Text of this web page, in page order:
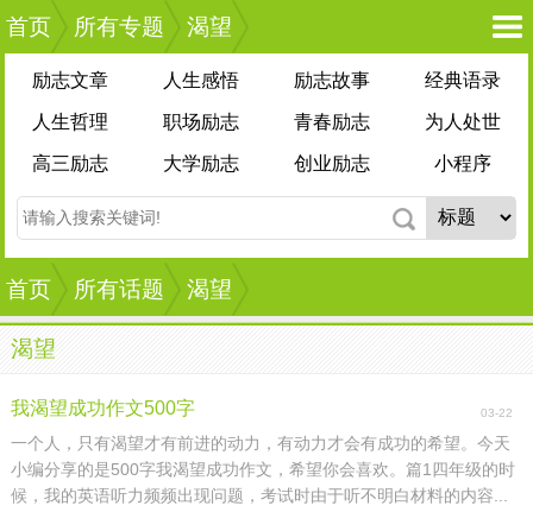
首页 所有专题 渴望
励志文章 人生感悟 励志故事 经典语录
人生哲理 职场励志 青春励志 为人处世
高三励志 大学励志 创业励志 小程序
首页 所有话题 渴望
渴望
我渴望成功作文500字 03-22
一个人，只有渴望才有前进的动力，有动力才会有成功的希望。今天
小编分享的是500字我渴望成功作文，希望你会喜欢。篇1四年级的时
候，我的英语听力频频出现问题，考试时由于听不明白材料的内容...